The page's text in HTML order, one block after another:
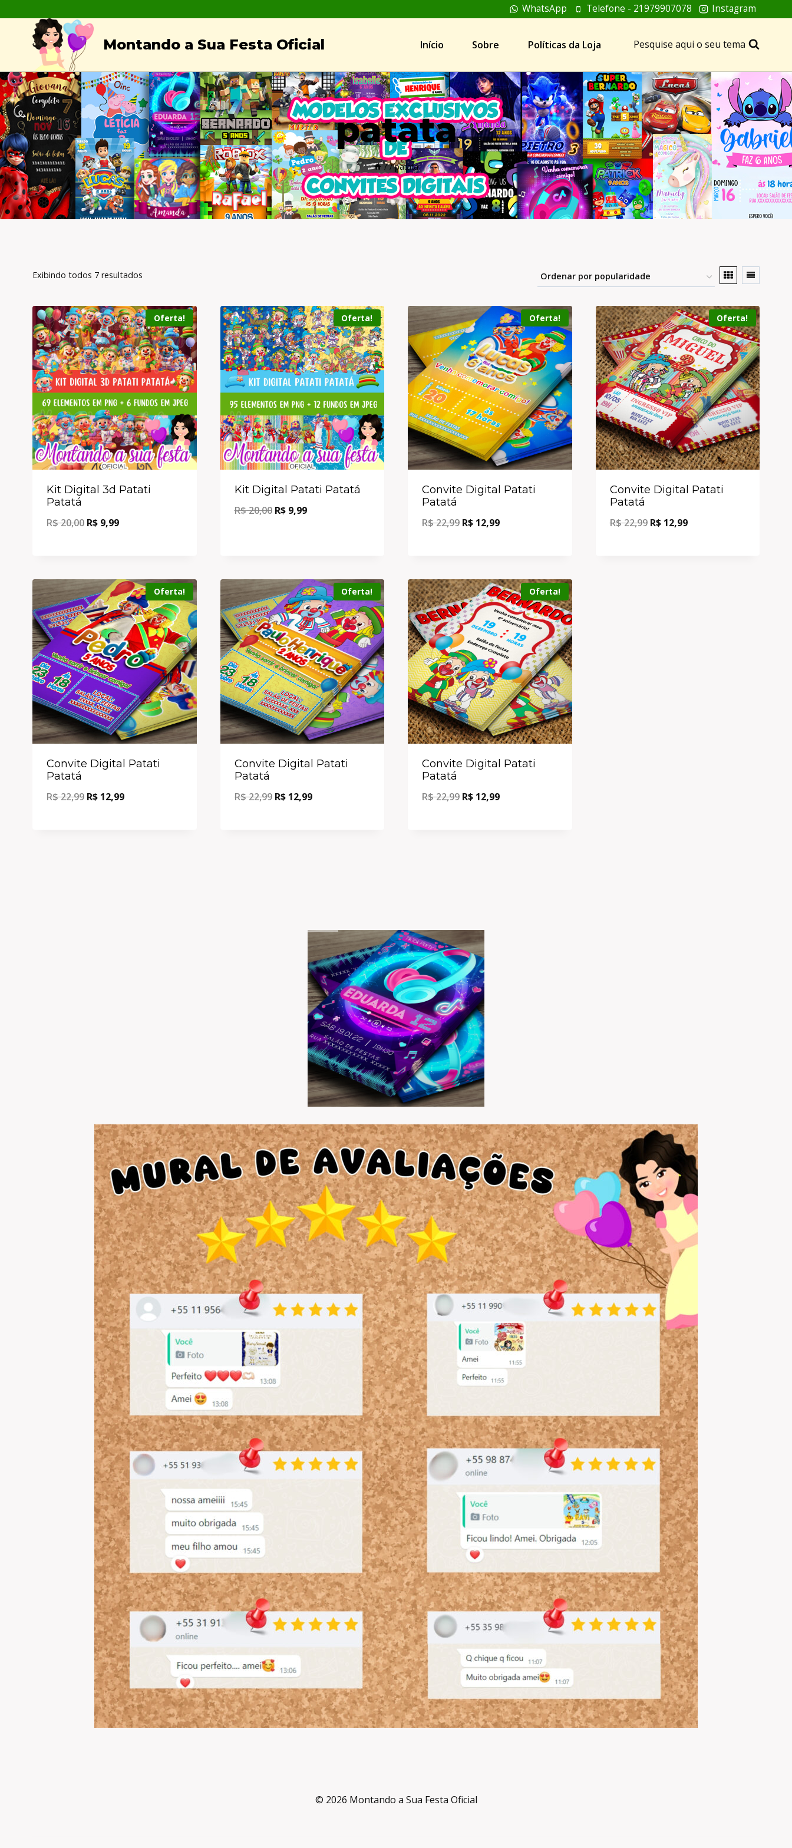
content
WhatsApp Telefone - 21979907078 Instagram
Montando a Sua Festa Oficial Início Sobre Políticas da Loja Pesquise aqui o seu tema
patata
/ / patata
Exibindo todos 7 resultados
Oferta!
Kit Digital 3d Patati
Patatá
R$20,00 R$ 9,99
Oferta!
Kit Digital Patati Patatá
R$20,00 R$9,99
Oferta!
Convite Digital Patati
Patatá
R$22,99 R$ 12,99
Oferta!
Convite Digital Patati
Patatá
R$22,99 R$12,99
Oferta!
Convite Digital Patati
Patatá
R$22,99 R$ 12,99
Oferta!
Convite Digital Patati
Patatá
R$22,99 R$12,99
Oferta!
Convite Digital Patati
Patatá
R$22,99 R$ 12,99
© 2026 Montando a Sua Festa Oficial